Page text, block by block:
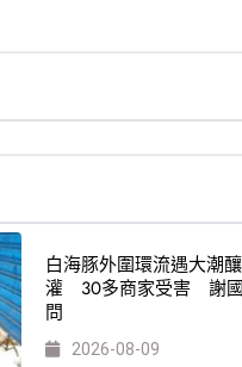
白海豚外圍環流遇大潮
灌 30多商家受害 謝
問
2026-08-09